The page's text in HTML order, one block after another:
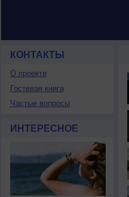
КОНТАКТЫ
О проекте
Гостевая книга
Частые вопросы
ИНТЕРЕСНОЕ